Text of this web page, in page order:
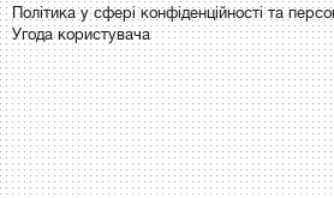
Політика у сфері конфіденційності та
Угода користувача